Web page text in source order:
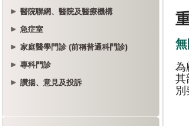
醫院聯網、醫院及醫療機構
急症室
家庭醫學門診 (前稱普通科門診)
專科門診
讚揚、意見及投訴